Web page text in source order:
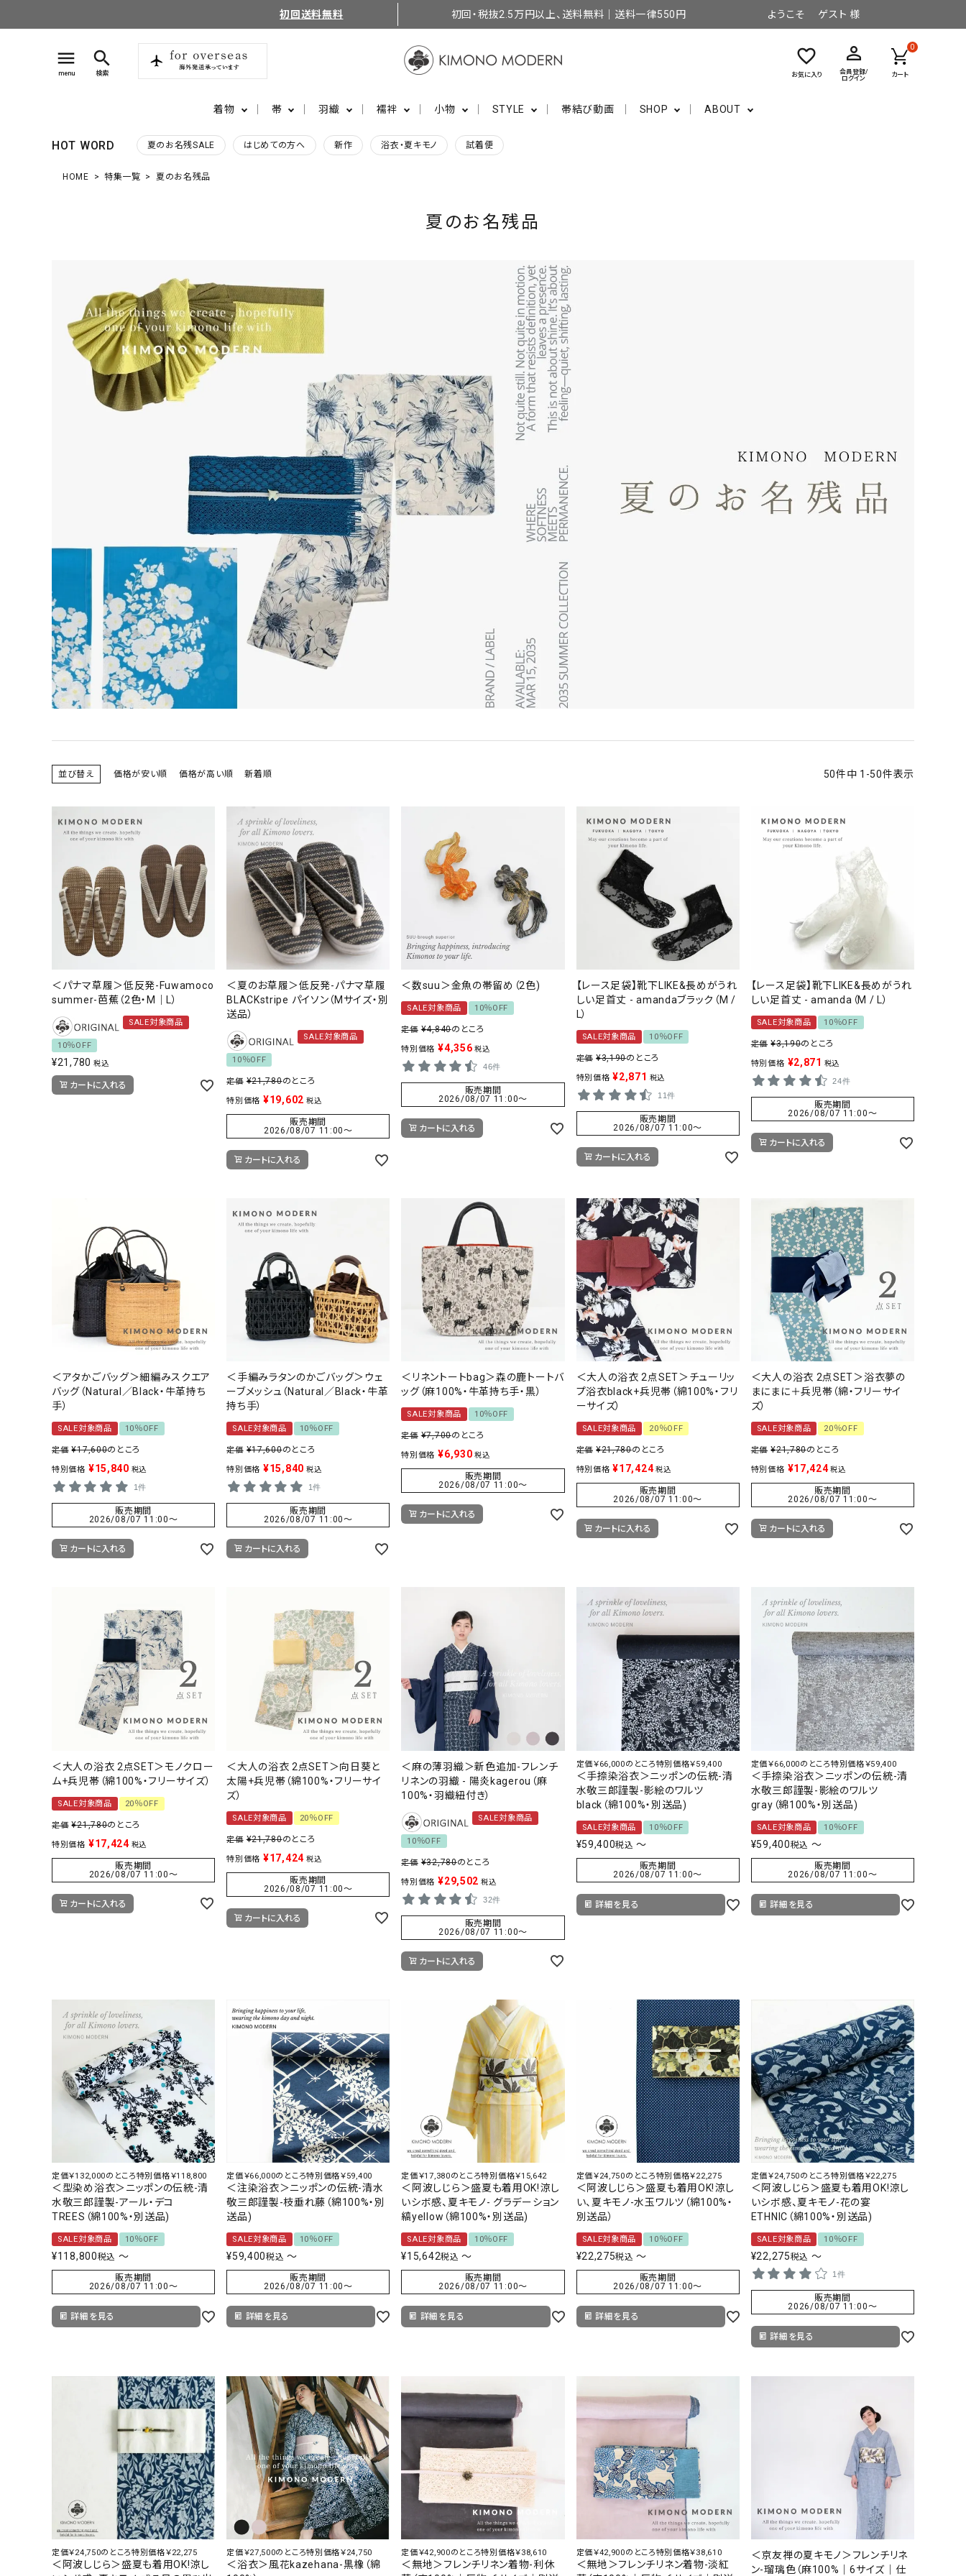
初回送料無料 初回・税抜2.5万円以上、送料無料｜送料一律550円 ようこそ ゲスト 様
menu
menu
search
検索
favorite_border
お気に入り
perm_identity
会員登録/
ログイン
0
カート
着物 帯 羽織 襦袢 小物 STYLE 帯結び動画 SHOP ABOUT
HOT WORD 夏のお名残SALE はじめての方へ 新作 浴衣・夏キモノ 試着便
新作・キャンペーン
SHOPPING GUIDE
INFORMATION
HOME 特集一覧 夏のお名残品
夏のお名残品
並び替え 価格が安い順 価格が高い順 新着順 50件中 1 -50件表示
＜パナマ草履＞低反発-Fuwamoco
summer-芭蕉（2色・M｜L）
SALE対象商品
10％OFF
¥21,780 税込
カートに入れる
＜夏のお草履＞低反発-パナマ草履
BLACKstripe パイソン（Mサイズ・別
送品）
SALE対象商品
10％OFF
定価 ¥21,780のところ
特別価格 ¥19,602 税込
販売期間
2026/08/07 11:00〜
カートに入れる
＜数suu＞金魚の帯留め（2色)
SALE対象商品 10％OFF
定価 ¥4,840のところ
特別価格 ¥4,356 税込
46件
販売期間
2026/08/07 11:00〜
カートに入れる
【レース足袋】靴下LIKE&長めがうれ
しい足首丈 - amandaブラック（M /
L）
SALE対象商品 10％OFF
定価 ¥3,190のところ
特別価格 ¥2,871 税込
11件
販売期間
2026/08/07 11:00〜
カートに入れる
【レース足袋】靴下LIKE&長めがうれ
しい足首丈 - amanda（M / L）
SALE対象商品 10％OFF
定価 ¥3,190のところ
特別価格 ¥2,871 税込
24件
販売期間
2026/08/07 11:00〜
カートに入れる
＜アタかごバッグ＞細編みスクエア
バッグ（Natural／Black・牛革持ち
手）
SALE対象商品 10％OFF
定価 ¥17,600のところ
特別価格 ¥15,840 税込
1件
販売期間
2026/08/07 11:00〜
カートに入れる
＜手編みラタンのかごバッグ＞ウェ
ーブメッシュ（Natural／Black・牛革
持ち手）
SALE対象商品 10％OFF
定価 ¥17,600のところ
特別価格 ¥15,840 税込
1件
販売期間
2026/08/07 11:00〜
カートに入れる
＜リネントートbag＞森の鹿トートバ
ッグ（麻100%・牛革持ち手・黒）
SALE対象商品 10％OFF
定価 ¥7,700のところ
特別価格 ¥6,930 税込
販売期間
2026/08/07 11:00〜
カートに入れる
＜大人の浴衣 2点SET＞チューリッ
プ浴衣black+兵児帯（綿100%・フリ
ーサイズ）
SALE対象商品 20％OFF
定価 ¥21,780のところ
特別価格 ¥17,424 税込
販売期間
2026/08/07 11:00〜
カートに入れる
＜大人の浴衣 2点SET＞浴衣夢の
まにまに＋兵児帯（綿・フリーサイ
ズ）
SALE対象商品 20％OFF
定価 ¥21,780のところ
特別価格 ¥17,424 税込
販売期間
2026/08/07 11:00〜
カートに入れる
＜大人の浴衣 2点SET＞モノクロー
ム+兵児帯（綿100%・フリーサイズ）
SALE対象商品 20％OFF
定価 ¥21,780のところ
特別価格 ¥17,424 税込
販売期間
2026/08/07 11:00〜
カートに入れる
＜大人の浴衣 2点SET＞向日葵と
太陽+兵児帯（綿100%・フリーサイ
ズ）
SALE対象商品 20％OFF
定価 ¥21,780のところ
特別価格 ¥17,424 税込
販売期間
2026/08/07 11:00〜
カートに入れる
＜麻の薄羽織＞新色追加-フレンチ
リネンの羽織 - 陽炎kagerou（麻
100%・羽織紐付き）
SALE対象商品
10％OFF
定価 ¥32,780のところ
特別価格 ¥29,502 税込
32件
販売期間
2026/08/07 11:00〜
カートに入れる
定価￥66,000のところ特別価格￥59,400
＜手捺染浴衣＞ニッポンの伝統-清
水敬三郎謹製-影絵のワルツ
black（綿100%・別送品)
SALE対象商品 10％OFF
¥59,400税込 〜
販売期間
2026/08/07 11:00〜
詳細を見る
定価￥66,000のところ特別価格￥59,400
＜手捺染浴衣＞ニッポンの伝統-清
水敬三郎謹製-影絵のワルツ
gray（綿100%・別送品)
SALE対象商品 10％OFF
¥59,400税込 〜
販売期間
2026/08/07 11:00〜
詳細を見る
定価￥132,000のところ特別価格￥118,800
＜型染め浴衣＞ニッポンの伝統-清
水敬三郎謹製-アール・デコ
TREES（綿100%・別送品)
SALE対象商品 10％OFF
¥118,800税込 〜
販売期間
2026/08/07 11:00〜
詳細を見る
定価￥66,000のところ特別価格￥59,400
＜注染浴衣＞ニッポンの伝統-清水
敬三郎謹製-枝垂れ藤（綿100%・別
送品)
SALE対象商品 10％OFF
¥59,400税込 〜
販売期間
2026/08/07 11:00〜
詳細を見る
定価￥17,380のところ特別価格￥15,642
＜阿波しじら＞盛夏も着用OK!涼し
いシボ感、夏キモノ- グラデーション
縞yellow（綿100%・別送品)
SALE対象商品 10％OFF
¥15,642税込 〜
販売期間
2026/08/07 11:00〜
詳細を見る
定価￥24,750のところ特別価格￥22,275
＜阿波しじら＞盛夏も着用OK!涼し
い、夏キモノ-水玉ワルツ（綿100%・
別送品）
SALE対象商品 10％OFF
¥22,275税込 〜
販売期間
2026/08/07 11:00〜
詳細を見る
定価￥24,750のところ特別価格￥22,275
＜阿波しじら＞盛夏も着用OK!涼し
いシボ感、夏キモノ-花の宴
ETHNIC（綿100%・別送品)
SALE対象商品 10％OFF
¥22,275税込 〜
1件
販売期間
2026/08/07 11:00〜
詳細を見る
定価￥24,750のところ特別価格￥22,275
＜阿波しじら＞盛夏も着用OK!涼し
定価￥27,500のところ特別価格￥24,750
＜浴衣＞風花kazehana-黒橡（綿
定価￥42,900のところ特別価格￥38,610
＜無地＞フレンチリネン着物-利休
定価￥42,900のところ特別価格￥38,610
＜無地＞フレンチリネン着物-淡紅
＜京友禅の夏キモノ＞フレンチリネ
ン-瑠璃色（麻100%｜6サイズ｜仕